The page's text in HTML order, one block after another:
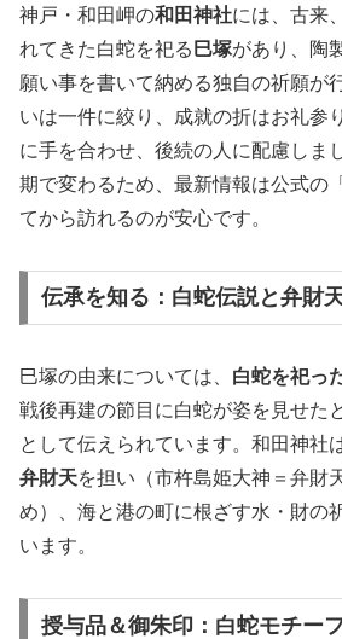
神戸・和田岬の和田神社には、古来
れてきた白蛇を祀る 巳塚があり、陶
願い事を書いて納める独自の祈願が
いは一件に絞り、成就の折はお礼参
に手を合わせ、後続の人に配慮しま
期で変わるため、最新情報は公式の
てから訪れるのが安心です。
伝承を知る：白蛇伝説と弁財
巳塚の由来については、 白蛇を祀っ
戦後再建の節目に白蛇が姿を見せた
として伝えられています。和田神社
弁財天を担い（市杵島姫大神＝弁財
め）、海と港の町に根ざす水・財の
います。
授与品＆御朱印：白蛇モチー